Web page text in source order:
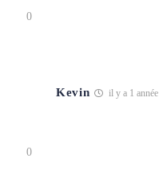
0
Kevin il y a 1 année
0